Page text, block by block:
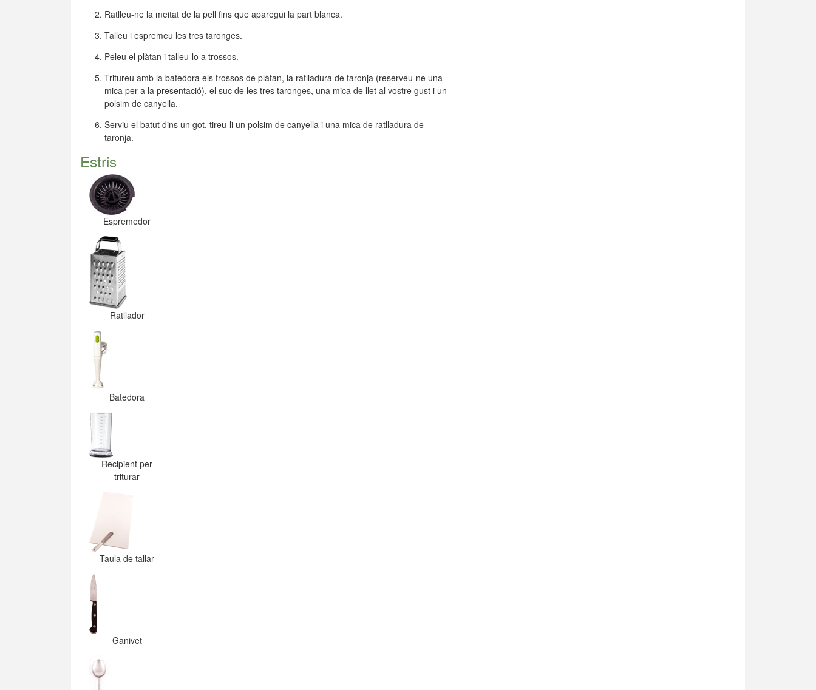
Ratlleu-ne la meitat de la pell fins que aparegui la part blanca.
Talleu i espremeu les tres taronges.
Peleu el plàtan i talleu-lo a trossos.
Tritureu amb la batedora els trossos de plàtan, la ratlladura de taronja (reserveu-ne una
mica per a la presentació), el suc de les tres taronges, una mica de llet al vostre gust i un
polsim de canyella.
Serviu el batut dins un got, tireu-li un polsim de canyella i una mica de ratlladura de
taronja.
Estris
Espremedor
Ratllador
Batedora
Recipient per
triturar
Taula de tallar
Ganivet